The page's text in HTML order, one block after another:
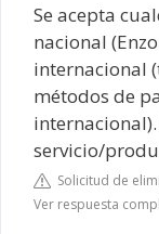
Se acepta
nacional
internacional
métodos de
servicio/
Solicitud de
Ver respuesta